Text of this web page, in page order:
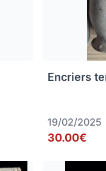
Encriers
19/02/2025
30.00€